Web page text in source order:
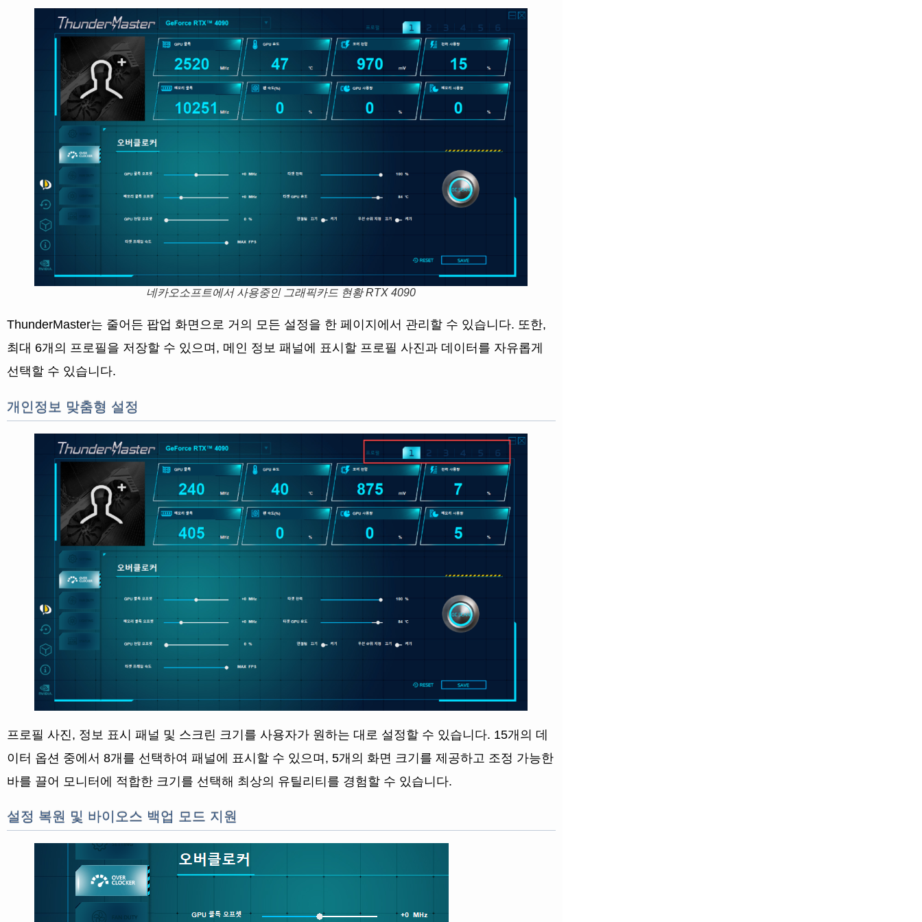
네카오소프트에서 사용중인 그래픽카드 현황 RTX 4090
ThunderMaster는 줄어든 팝업 화면으로 거의 모든 설정을 한 페이지에서 관리할 수 있습니다. 또한,
최대 6개의 프로필을 저장할 수 있으며, 메인 정보 패널에 표시할 프로필 사진과 데이터를 자유롭게
선택할 수 있습니다.
개인정보 맞춤형 설정
프로필 사진, 정보 표시 패널 및 스크린 크기를 사용자가 원하는 대로 설정할 수 있습니다. 15개의 데
이터 옵션 중에서 8개를 선택하여 패널에 표시할 수 있으며, 5개의 화면 크기를 제공하고 조정 가능한
바를 끌어 모니터에 적합한 크기를 선택해 최상의 유틸리티를 경험할 수 있습니다.
설정 복원 및 바이오스 백업 모드 지원